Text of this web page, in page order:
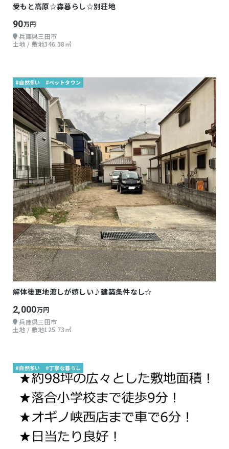
愛もと高原☆森暮らし☆別荘地
90万円
兵庫県三田市
土地 / 敷地346.38㎡
#自然多い #ベットタウン
解体後更地渡しが嬉しい♪建築条件なし☆
2,000万円
兵庫県三田市
土地 / 敷地125.73㎡
#自然多い #丁寧な暮らし